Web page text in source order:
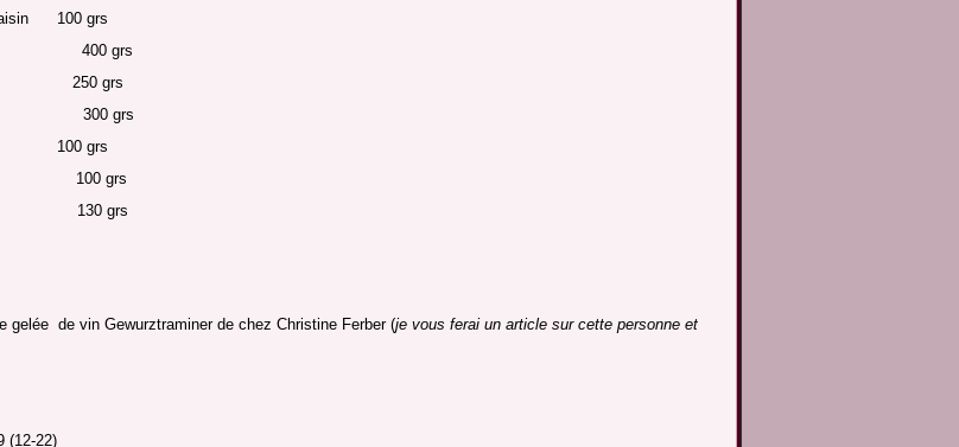
raisin 100 grs
400 grs
250 grs
300 grs
100 grs
100 grs
130 grs
gelée de vin Gewurztraminer de chez Christine Ferber (je vous ferai un article sur cette personne et
(12-22)